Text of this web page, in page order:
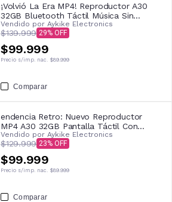
¡Volvió La Era MP4! Reproductor A30
32GB Bluetooth Táctil Música Sin
Internet Portátil Deportivo Con Cámara
Sonido HiFi Y Auriculares
Vendido por Aykike Electronics
$139.999 29
$99.999
Precio s/imp. nac. $89.999
Comparar
endencia Retro: Nuevo Reproductor
MP4 A30 32GB Pantalla Táctil Con
Bluetooth Cámara De Fotos Música
Offline Portátil De Altiisima Calidad
Vendido por Aykike Electronics
$129.999 23
$99.999
Precio s/imp. nac. $89.999
Comparar